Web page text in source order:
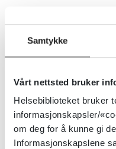
Samtykke
Vårt nettsted bruker
Helsebiblioteket bruker
informasjonskapsler/
om deg for å kunne gi
Informasjonskapslene